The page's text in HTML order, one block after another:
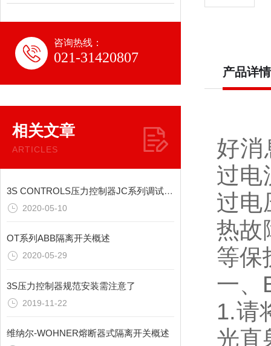
咨询热线：
021-31420807
相关文章
ARTICLES
3S CONTROLS压力控制器JC系列调试说明
2020-05-10
OT系列ABB隔离开关概述
2020-05-29
3S压力控制器规范安装需注意了
2019-11-22
维纳尔-WOHNER熔断器式隔离开关概述
产品详情
好消
过电
过电
热故
等保
一、
1.请
光直